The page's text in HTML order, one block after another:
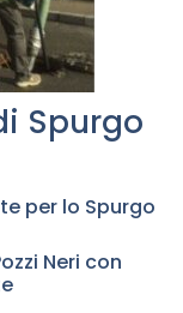
Spurgo
per lo Spurgo
Neri con